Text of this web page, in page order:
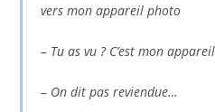
vers mon appareil photo
– Tu as vu ? C’est mon
– On dit pas reviendue…